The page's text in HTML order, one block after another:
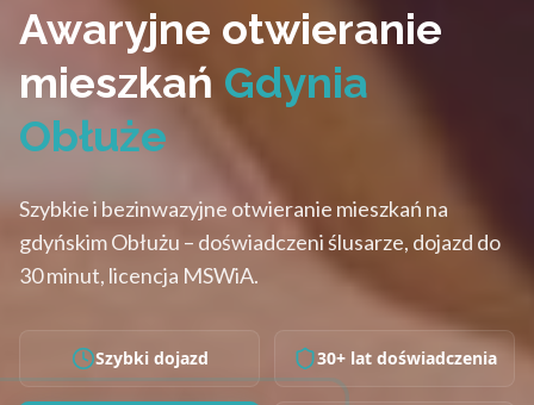
Awaryjne otwieranie
mieszkań Gdynia
Obłuże
Szybkie i bezinwazyjne otwieranie mieszkań na
gdyńskim Obłużu – doświadczeni ślusarze, dojazd do
30 minut, licencja MSWiA.
Szybki dojazd 30+ lat doświadczenia